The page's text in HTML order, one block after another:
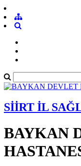
SİİRT İL
BAYKAN